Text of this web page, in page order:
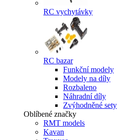
RC vychytávky
RC bazar
Funkční modely
Modely na díly
Rozbaleno
Náhradní díly
Zvýhodněné sety
Oblíbené značky
RMT models
Kavan